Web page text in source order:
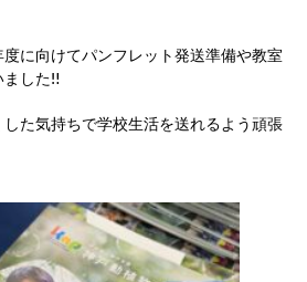
に向けてパンフレット発送準備や教室
ました‼
た気持ちで学校生活を送れるよう頑張